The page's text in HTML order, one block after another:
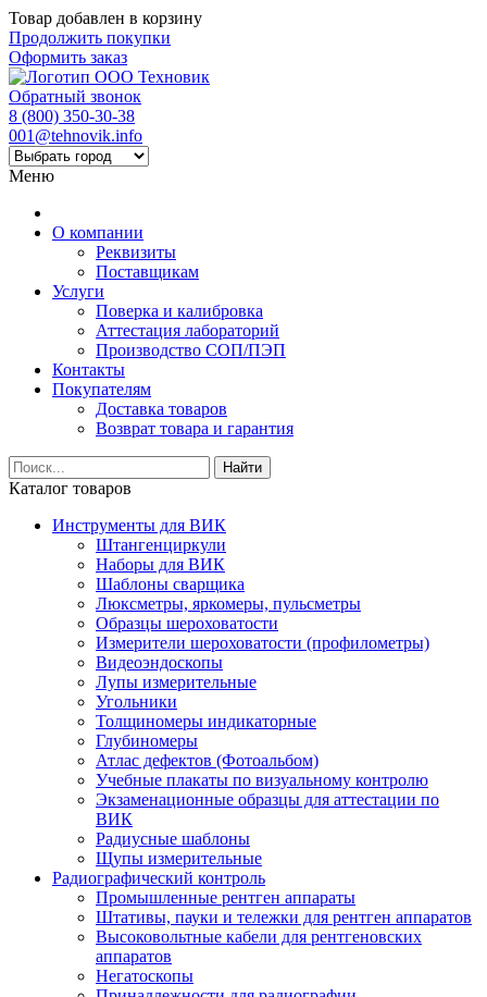
Товар добавлен в корзину
Продолжить покупки
Оформить заказ
Обратный звонок
8 (800) 350-30-38
001@tehnovik.info
Меню
О компании
Реквизиты
Поставщикам
Услуги
Поверка и калибровка
Аттестация лабораторий
Производство СОП/ПЭП
Контакты
Покупателям
Доставка товаров
Возврат товара и гарантия
Найти
Каталог товаров
Инструменты для ВИК
Штангенциркули
Наборы для ВИК
Шаблоны сварщика
Люксметры, яркомеры, пульсметры
Образцы шероховатости
Измерители шероховатости (профилометры)
Видеоэндоскопы
Лупы измерительные
Угольники
Толщиномеры индикаторные
Глубиномеры
Атлас дефектов (Фотоальбом)
Учебные плакаты по визуальному контролю
Экзаменационные образцы для аттестации по
ВИК
Радиусные шаблоны
Щупы измерительные
Радиографический контроль
Промышленные рентген аппараты
Штативы, пауки и тележки для рентген аппаратов
Высоковольтные кабели для рентгеновских
аппаратов
Негатоскопы